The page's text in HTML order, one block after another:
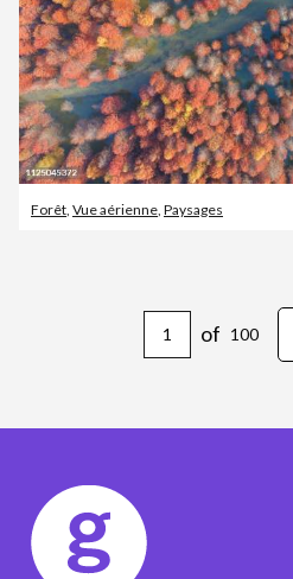
Forêt Vue aérienne Paysages
of 100